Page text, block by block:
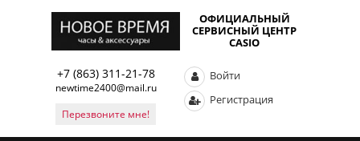
ОФИЦИАЛЬНЫЙ
СЕРВИСНЫЙ ЦЕНТР
CASIO
+7 (863) 311-21-78
newtime2400@mail.ru
Перезвоните мне!
Войти
Регистрация